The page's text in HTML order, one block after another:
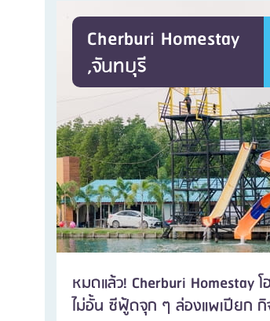
Cherburi Homestay
,จันทบุรี
หมดแล้ว! Cherburi
ไม่อั้น ซีฟู้ดจุก ๆ ล่องแพเปียก